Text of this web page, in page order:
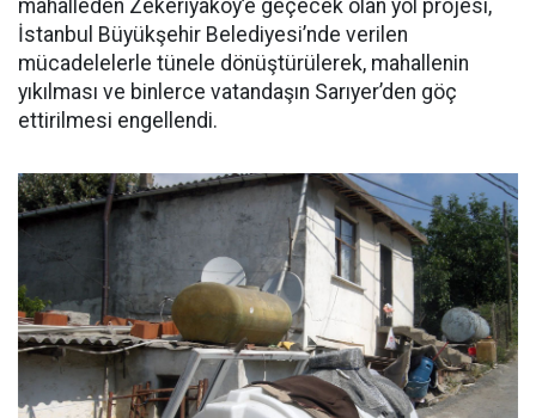
mahalleden Zekeriyaköy’e geçecek olan yol projesi,
İstanbul Büyükşehir Belediyesi’nde verilen
mücadelelerle tünele dönüştürülerek, mahallenin
yıkılması ve binlerce vatandaşın Sarıyer’den göç
ettirilmesi engellendi.